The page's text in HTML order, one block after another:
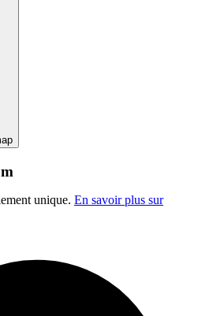
unique. En savoir plus sur